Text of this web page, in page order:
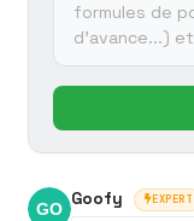
Goofy EXPERT